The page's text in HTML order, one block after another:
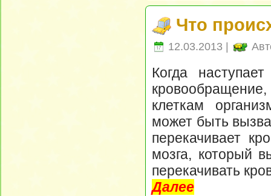
Что
12.03.2013 |
Когда
клеткам
может быть
перекачивает
мозга, который
перекачивать
Далее